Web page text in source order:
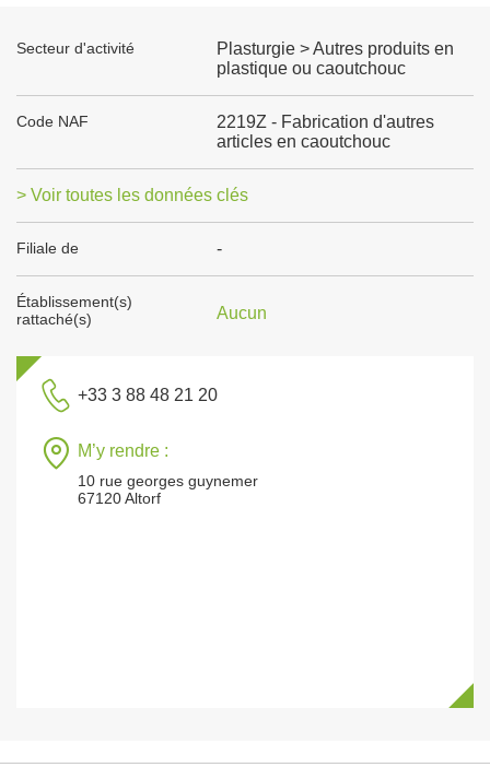
Secteur d'activité
Plasturgie > Autres produits en
plastique ou caoutchouc
Code NAF
2219Z - Fabrication d'autres
articles en caoutchouc
> Voir toutes les données clés
Filiale de -
Établissement(s)
rattaché(s)
Aucun
+33 3 88 48 21 20
M’y rendre :
10 rue georges guynemer
67120 Altorf